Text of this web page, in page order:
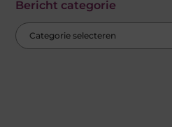
Bericht categorie